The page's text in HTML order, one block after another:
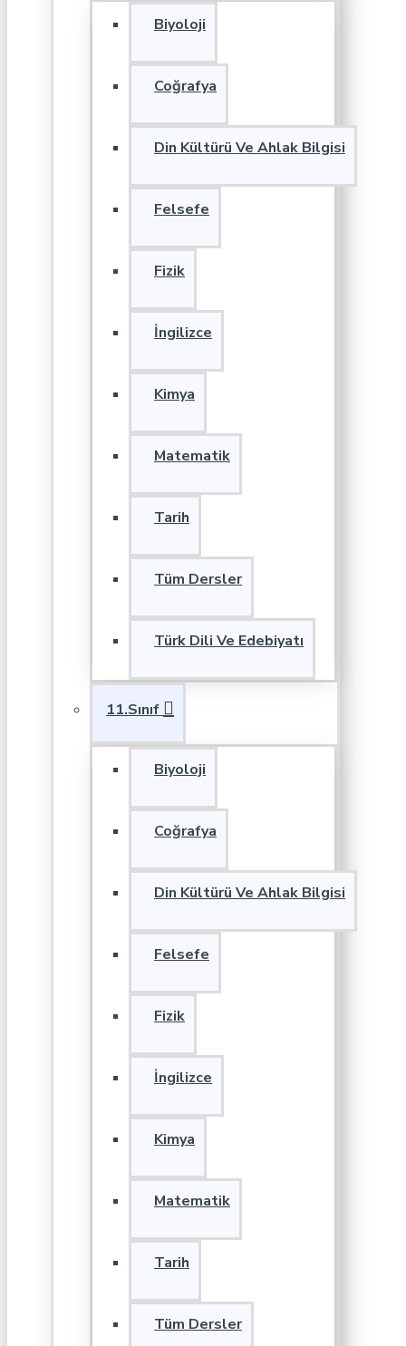
Biyoloji
Coğrafya
Din Kültürü Ve Ahlak Bilgisi
Felsefe
Fizik
İngilizce
Kimya
Matematik
Tarih
Tüm Dersler
Türk Dili Ve Edebiyatı
11.Sınıf
Biyoloji
Coğrafya
Din Kültürü Ve Ahlak Bilgisi
Felsefe
Fizik
İngilizce
Kimya
Matematik
Tarih
Tüm Dersler